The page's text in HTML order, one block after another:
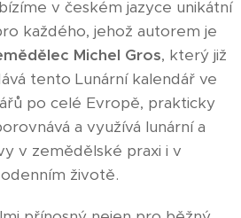
v českém jazyce unikátní
každého, jehož autorem je
Michel Gros, který již
tento Lunární kalendář ve
po celé Evropě, prakticky
a využívá lunární a
v zemědělské praxi i v
životě.